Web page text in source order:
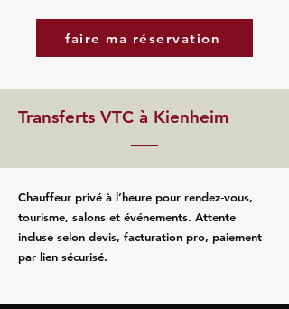
faire ma réservation
Transferts VTC à Kienheim
Chauffeur privé à l’heure pour rendez‑vous,
tourisme, salons et événements. Attente
incluse selon devis, facturation pro, paiement
par lien sécurisé.